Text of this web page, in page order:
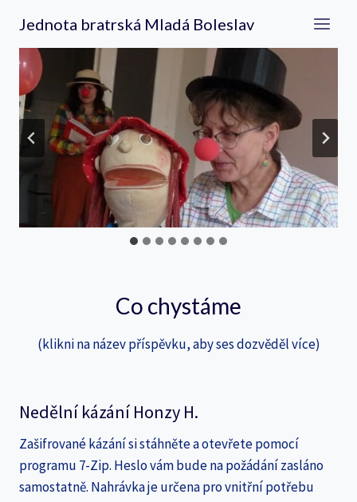
obsah
Jednota bratrská Mladá Boleslav
Co chystáme
(klikni na název příspěvku, aby ses dozvěděl více)
Nedělní kázání Honzy H.
Zašifrované kázání si stáhněte a otevřete pomocí
programu 7-Zip. Heslo vám bude na požádání zasláno
samostatně. Nahrávka je určena pro vnitřní potřebu